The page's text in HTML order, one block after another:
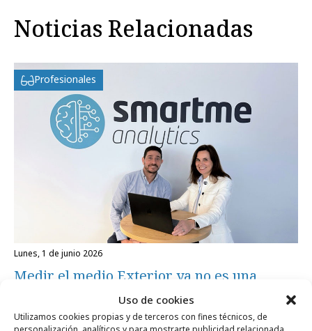
Uso de cookies
Utilizamos cookies propias y de terceros con fines técnicos, de
personalización, analíticos y para mostrarte publicidad relacionada
Noticias Relacionadas
Profesionales
lunes, 1 de junio 2026
Medir el medio Exterior ya no es una
asignatura pendiente